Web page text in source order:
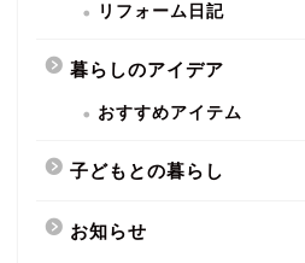
リフォーム日記
暮らしのアイデア
おすすめアイテム
子どもとの暮らし
お知らせ